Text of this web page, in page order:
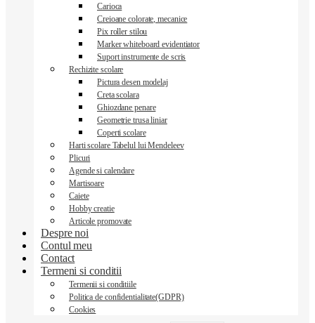
Carioca
Creioane colorate, mecanice
Pix roller stilou
Marker whiteboard evidentiator
Suport instrumente de scris
Rechizite scolare
Pictura desen modelaj
Creta scolara
Ghiozdane penare
Geometrie trusa liniar
Coperti scolare
Harti scolare Tabelul lui Mendeleev
Plicuri
Agende si calendare
Martisoare
Caiete
Hobby creatie
Articole promovate
Despre noi
Contul meu
Contact
Termeni si conditii
Termenii si conditiile
Politica de confidentialitate(GDPR)
Cookies